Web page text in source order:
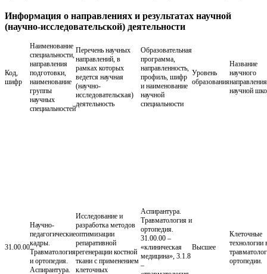
Информация о направлениях и результатах научной
(научно-исследовательской) деятельности
Код,
шифр
Наименование
специальности,
направления
подготовки,
наименование
группы
научных
специальностей
Перечень научных
направлений, в
рамках которых
ведется научная
(научно-
исследовательская)
деятельность
Образовательная
программа,
направленность,
профиль, шифр
и наименование
научной
специальности
Уровень
образования
Название
научного
научной
31.00.00
Научно-
педагогические
кадры.
Травматология
и ортопедия.
Аспирантура.
Исследование и
разработка методов
оптимизации
репаративной
регенерации костной
ткани с применением
клеточных
Аспирантура.
Травматология и
ортопедия.
31.00.00 –
«клиническая
медицина», 3.1.8
–
Высшее
Клеточные
технологии
ортопедии.